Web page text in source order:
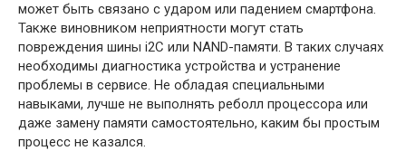
может быть связано с ударом или падением смартфона.
Также виновником неприятности могут стать
повреждения шины i2C или NAND-памяти. В таких случаях
необходимы диагностика устройства и устранение
проблемы в сервисе. Не обладая специальными
навыками, лучше не выполнять реболл процессора или
даже замену памяти самостоятельно, каким бы простым
процесс не казался.